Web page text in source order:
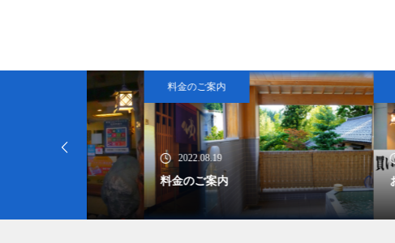
料金のご案内
2022.08.19
料金のご案内
お買物
2022.08.19
お買物